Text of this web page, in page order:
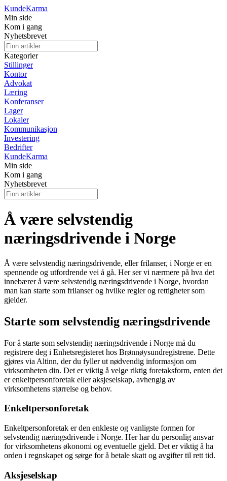
KundeKarma
Min side
Kom i gang
Nyhetsbrevet
Kategorier
Stillinger
Kontor
Advokat
Læring
Konferanser
Lager
Lokaler
Kommunikasjon
Investering
Bedrifter
KundeKarma
Min side
Kom i gang
Nyhetsbrevet
Å være selvstendig
næringsdrivende i Norge
Å være selvstendig næringsdrivende, eller frilanser, i Norge er en
spennende og utfordrende vei å gå. Her ser vi nærmere på hva det
innebærer å være selvstendig næringsdrivende i Norge, hvordan
man kan starte som frilanser og hvilke regler og rettigheter som
gjelder.
Starte som selvstendig næringsdrivende
For å starte som selvstendig næringsdrivende i Norge må du
registrere deg i Enhetsregisteret hos Brønnøysundregistrene. Dette
gjøres via Altinn, der du fyller ut nødvendig informasjon om
virksomheten din. Det er viktig å velge riktig foretaksform, enten det
er enkeltpersonforetak eller aksjeselskap, avhengig av
virksomhetens størrelse og behov.
Enkeltpersonforetak
Enkeltpersonforetak er den enkleste og vanligste formen for
selvstendig næringsdrivende i Norge. Her har du personlig ansvar
for virksomhetens økonomi og eventuelle gjeld. Det er viktig å ha
orden i regnskapet og sørge for å betale skatt og avgifter til rett tid.
Aksjeselskap